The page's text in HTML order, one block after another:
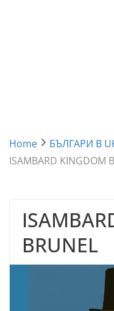
Home
БЪЛГАРИ В
ISAMBARD KINGDOM
BRUNEL